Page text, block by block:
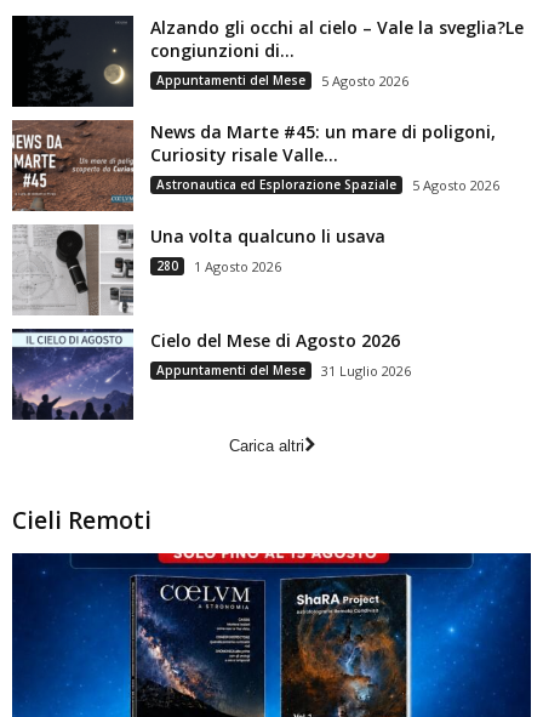
Alzando gli occhi al cielo – Vale la sveglia?Le
congiunzioni di...
Appuntamenti del Mese 5 Agosto 2026
News da Marte #45: un mare di poligoni,
Curiosity risale Valle...
Astronautica ed Esplorazione Spaziale 5 Agosto 2026
Una volta qualcuno li usava
280 1 Agosto 2026
Cielo del Mese di Agosto 2026
Appuntamenti del Mese 31 Luglio 2026
Carica altri
Cieli Remoti